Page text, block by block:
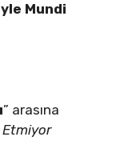
Mundi
” arasına
Etmiyor